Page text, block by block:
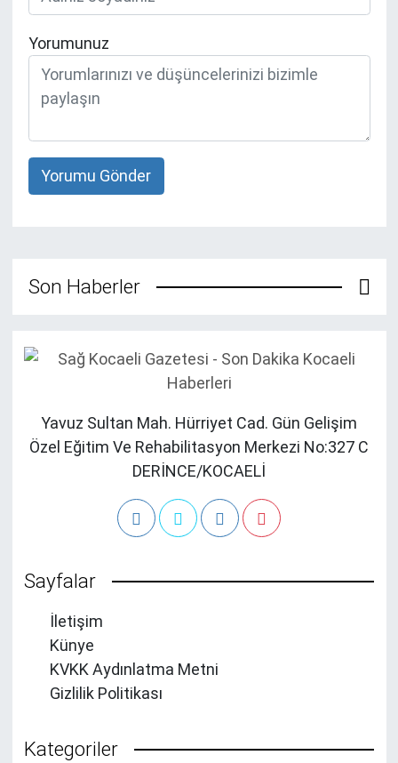
Yorumunuz
Yorumu Gönder
Son Haberler
Yavuz Sultan Mah. Hürriyet Cad. Gün Gelişim
Özel Eğitim Ve Rehabilitasyon Merkezi No:327 C
DERİNCE/KOCAELİ
Sayfalar
İletişim
Künye
KVKK Aydınlatma Metni
Gizlilik Politikası
Kategoriler